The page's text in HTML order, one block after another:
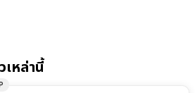
เหล่านี้